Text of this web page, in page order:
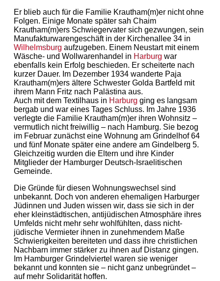
Er blieb auch für die Familie Krautham(m)er nicht ohne
Folgen. Einige Monate später sah Chaim
Krautham(m)ers Schwiegervater sich gezwungen, sein
Manufakturwarengeschäft in der Kirchenallee 34 in
Wilhelmsburg aufzugeben. Einem Neustart mit einem
Wäsche- und Wollwarenhandel in Harburg war
ebenfalls kein Erfolg beschieden. Er scheiterte nach
kurzer Dauer. Im Dezember 1934 wanderte Paja
Krautham(m)ers ältere Schwester Golda Bartfeld mit
ihrem Mann Fritz nach Palästina aus.
Auch mit dem Textilhaus in Harburg ging es langsam
bergab und war eines Tages Schluss. Im Jahre 1936
verlegte die Familie Krautham(m)er ihren Wohnsitz –
vermutlich nicht freiwillig – nach Hamburg. Sie bezog
im Februar zunächst eine Wohnung am Grindelhof 64
und fünf Monate später eine andere am Gindelberg 5.
Gleichzeitig wurden die Eltern und ihre Kinder
Mitglieder der Hamburger Deutsch-Israelitischen
Gemeinde.
Die Gründe für diesen Wohnungswechsel sind
unbekannt. Doch von anderen ehemaligen Harburger
Jüdinnen und Juden wissen wir, dass sie sich in der
eher kleinstädtischen, antijüdischen Atmosphäre ihres
Umfelds nicht mehr sehr wohlfühlten, dass nicht-
jüdische Vermieter ihnen in zunehmendem Maße
Schwierigkeiten bereiteten und dass ihre christlichen
Nachbarn immer stärker zu ihnen auf Distanz gingen.
Im Hamburger Grindelviertel waren sie weniger
bekannt und konnten sie – nicht ganz unbegründet –
auf mehr Solidarität hoffen.